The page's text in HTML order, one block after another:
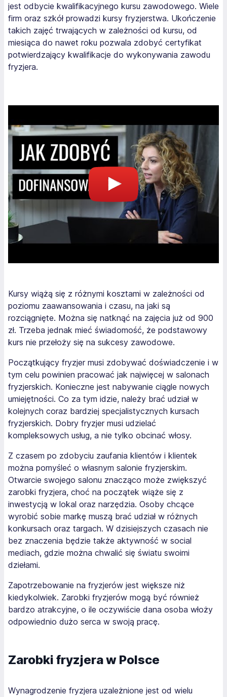
jest odbycie kwalifikacyjnego kursu zawodowego. Wiele
firm oraz szkół prowadzi kursy fryzjerstwa. Ukończenie
takich zajęć trwających w zależności od kursu, od
miesiąca do nawet roku pozwala zdobyć certyfikat
potwierdzający kwalifikacje do wykonywania zawodu
fryzjera.
Kursy wiążą się z różnymi kosztami w zależności od
poziomu zaawansowania i czasu, na jaki są
rozciągnięte. Można się natknąć na zajęcia już od 900
zł. Trzeba jednak mieć świadomość, że podstawowy
kurs nie przełoży się na sukcesy zawodowe.
Początkujący fryzjer musi zdobywać doświadczenie i w
tym celu powinien pracować jak najwięcej w salonach
fryzjerskich. Konieczne jest nabywanie ciągle nowych
umiejętności. Co za tym idzie, należy brać udział w
kolejnych coraz bardziej specjalistycznych kursach
fryzjerskich. Dobry fryzjer musi udzielać
kompleksowych usług, a nie tylko obcinać włosy.
Z czasem po zdobyciu zaufania klientów i klientek
można pomyśleć o własnym salonie fryzjerskim.
Otwarcie swojego salonu znacząco może zwiększyć
zarobki fryzjera, choć na początek wiąże się z
inwestycją w lokal oraz narzędzia. Osoby chcące
wyrobić sobie markę muszą brać udział w różnych
konkursach oraz targach. W dzisiejszych czasach nie
bez znaczenia będzie także aktywność w social
mediach, gdzie można chwalić się światu swoimi
dziełami.
Zapotrzebowanie na fryzjerów jest większe niż
kiedykolwiek. Zarobki fryzjerów mogą być również
bardzo atrakcyjne, o ile oczywiście dana osoba włoży
odpowiednio dużo serca w swoją pracę.
Zarobki fryzjera w Polsce
Wynagrodzenie fryzjera uzależnione jest od wielu